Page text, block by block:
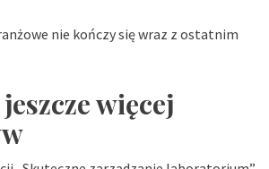
nie kończy się wraz z ostatnim
więcej